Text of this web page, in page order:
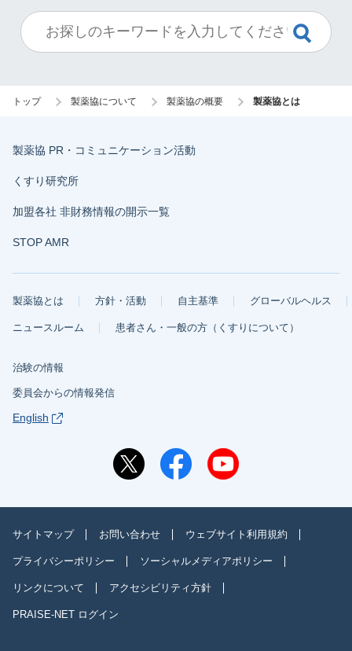
トップ 製薬協について 製薬協の概要 製薬協とは
製薬協 PR・コミュニケーション活動
くすり研究所
加盟各社 非財務情報の開示一覧
STOP AMR
製薬協とは 方針・活動 自主基準 グローバルヘルス
ニュースルーム 患者さん・一般の方（くすりについて）
治験の情報
委員会からの情報発信
English
サイトマップ お問い合わせ ウェブサイト利用規約
プライバシーポリシー ソーシャルメディアポリシー
リンクについて アクセシビリティ方針
PRAISE-NET ログイン